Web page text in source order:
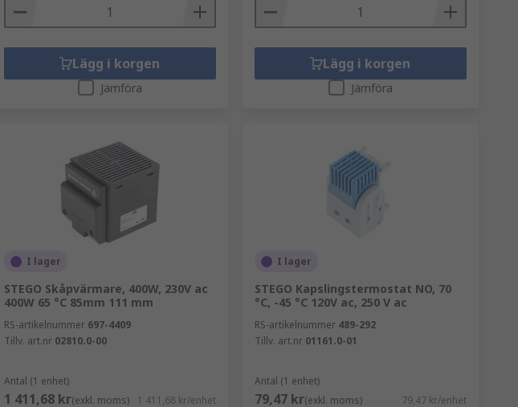
Lägg i korgen
Jämföra
Lägg i korgen
Jämföra
I lager
STEGO Skåpvärmare, 400W, 230V ac
400W 65 °C 85mm 111 mm
RS-artikelnummer 697-4409
Tillv. art.nr 02810.0-00
Antal (1 enhet)
1 411,68 kr(exkl. moms) 1 411,68 kr/enhet
I lager
STEGO Kapslingstermostat NO, 70
°C, -45 °C 120V ac, 250 V ac
RS-artikelnummer 489-292
Tillv. art.nr 01161.0-01
Antal (1 enhet)
79,47 kr(exkl. moms) 79,47 kr/enhet